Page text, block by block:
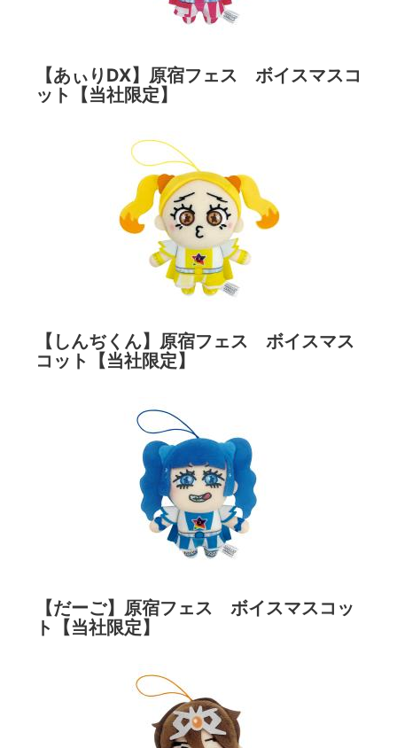
【あぃりDX】原宿フェス ボイスマスコ
ット【当社限定】
【しんぢくん】原宿フェス ボイスマス
コット【当社限定】
【だーご】原宿フェス ボイスマスコッ
ト【当社限定】